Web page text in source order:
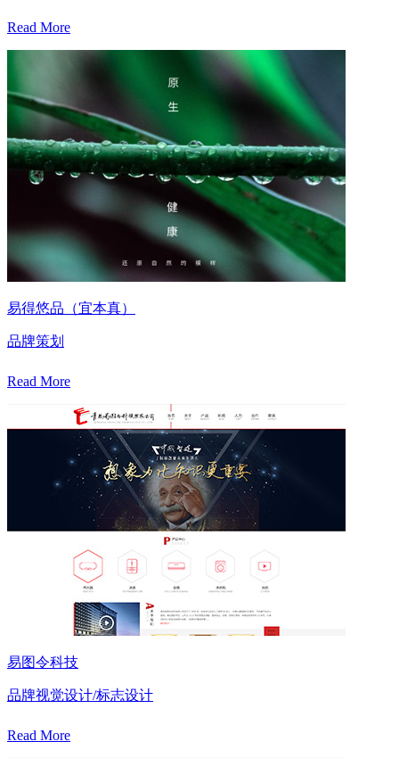
Read More
易得悠品（宜本真）
品牌策划
Read More
易图令科技
品牌视觉设计/标志设计
Read More